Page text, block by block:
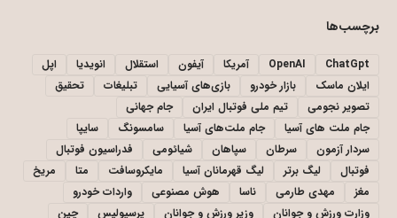
برچسب‌ها
ChatGpt
OpenAI آمریکا آیفون استقلال انویدیا
اپل
ایلان ماسک
بازار خودرو بازی‌های آسیایی تبلیغات
تحقیق
تصویر نجومی
تیم ملی فوتبال ایران
جام جهانی
جام ملت های آسیا
جام ملت‌های آسیا سامسونگ
سایپا
سردار آزمون
سرطان سپاهان شیائومی
فدراسیون فوتبال
فوتبال
لیگ برتر لیگ قهرمانان آسیا مایکروسافت متا
مریخ
مغز
مهدی طارمی ناسا هوش مصنوعی
واردات خودرو
وزارت ورزش و جوانان
وزیر ورزش و جوانان پرسپولیس چین